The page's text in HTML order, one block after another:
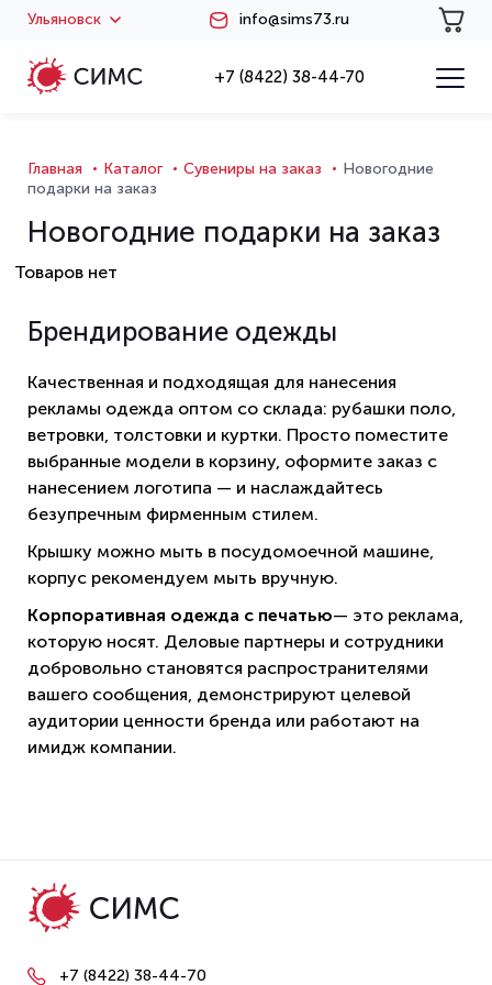
Ульяновск info@sims73.ru
+7 (8422) 38-44-70
Главная Каталог Сувениры на заказ
Новогодние
подарки на заказ
Новогодние подарки на заказ
Товаров нет
Брендирование одежды
Качественная и подходящая для нанесения
рекламы одежда оптом со склада: рубашки поло,
ветровки, толстовки и куртки. Просто поместите
выбранные модели в корзину, оформите заказ с
нанесением логотипа — и наслаждайтесь
безупречным фирменным стилем.
Крышку можно мыть в посудомоечной машине,
корпус рекомендуем мыть вручную.
Корпоративная одежда с печатью— это реклама,
которую носят. Деловые партнеры и сотрудники
добровольно становятся распространителями
вашего сообщения, демонстрируют целевой
аудитории ценности бренда или работают на
имидж компании.
+7 (8422) 38-44-70